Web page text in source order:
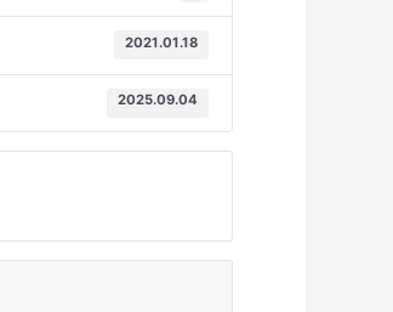
2021.01.18
2025.09.04